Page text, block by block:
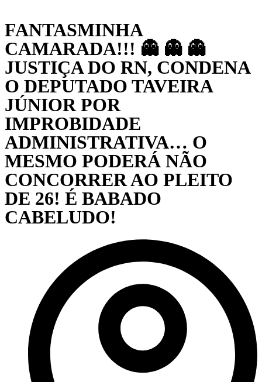
FANTASMINHA
CAMARADA!!! 👻 👻 👻
JUSTIÇA DO RN, CONDENA
O DEPUTADO TAVEIRA
JÚNIOR POR
IMPROBIDADE
ADMINISTRATIVA… O
MESMO PODERÁ NÃO
CONCORRER AO PLEITO
DE 26! É BABADO
CABELUDO!